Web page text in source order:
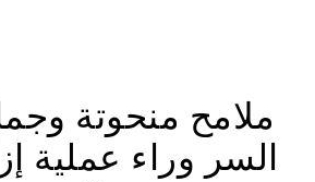
ملامح منحوتة
السر وراء عملية